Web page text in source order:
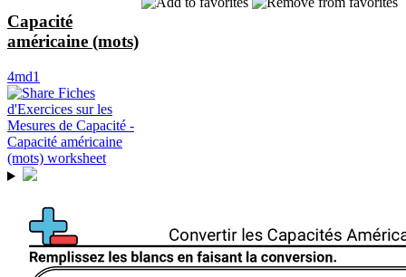
Capacité
américaine (mots)
4md1